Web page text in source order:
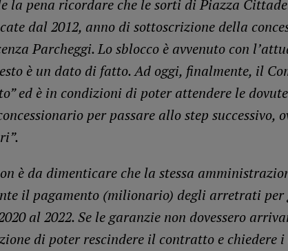
la pena ricordare che le sorti di Piazza
dal 2012, anno di sottoscrizione della
Parcheggi. Lo sblocco è avvenuto con
è un dato di fatto. Ad oggi, finalmente, il
ed è in condizioni di poter attendere le
per passare allo step successivo,
è da dimenticare che la stessa
il pagamento (milionario) degli arretrati per
al 2022. Se le garanzie non dovessero
di poter rescindere il contratto e chiedere